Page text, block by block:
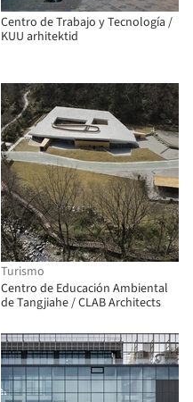
Centro de Trabajo y Tecnología /
KUU arhitektid
Turismo
Centro de Educación Ambiental
de Tangjiahe / CLAB Architects